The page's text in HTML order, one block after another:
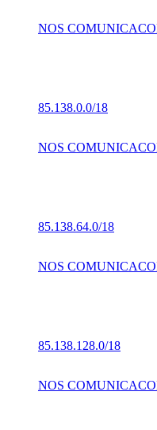
NOS
85.138.0.0/18
NOS
85.138.64.0/18
NOS
85.138.128.0/18
NOS